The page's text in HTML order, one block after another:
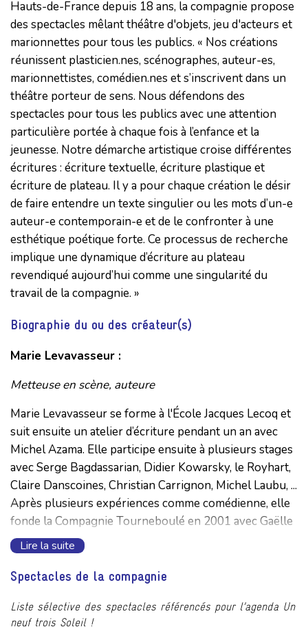
Hauts-de-France depuis 18 ans, la compagnie propose
des spectacles mêlant théâtre d'objets, jeu d'acteurs et
marionnettes pour tous les publics. « Nos créations
réunissent plasticien.nes, scénographes, auteur-es,
marionnettistes, comédien.nes et s’inscrivent dans un
théâtre porteur de sens. Nous défendons des
spectacles pour tous les publics avec une attention
particulière portée à chaque fois à l’enfance et la
jeunesse. Notre démarche artistique croise différentes
écritures : écriture textuelle, écriture plastique et
écriture de plateau. Il y a pour chaque création le désir
de faire entendre un texte singulier ou les mots d’un-e
auteur-e contemporain-e et de le confronter à une
esthétique poétique forte. Ce processus de recherche
implique une dynamique d’écriture au plateau
revendiqué aujourd’hui comme une singularité du
travail de la compagnie. »
Biographie du ou des créateur(s)
Marie Levavasseur :
Metteuse en scène, auteure
Marie Levavasseur se forme à l'École Jacques Lecoq et
suit ensuite un atelier d’écriture pendant un an avec
Michel Azama. Elle participe ensuite à plusieurs stages
avec Serge Bagdassarian, Didier Kowarsky, le Royhart,
Claire Danscoines, Christian Carrignon, Michel Laubu, ...
Après plusieurs expériences comme comédienne, elle
fonde la Compagnie Tourneboulé en 2001 avec Gaëlle
Moquay. D’abord comédienne dans
Sucre,Les Petits mélancoliques
elle quitte progressivement le plateau. Elle signe sa
écrit avec Gaëlle Moquay. C’est ensuite en tant
Lire la suite
Spectacles de la compagnie
Liste sélective des spectacles référencés pour l’agenda Un
neuf trois Soleil !